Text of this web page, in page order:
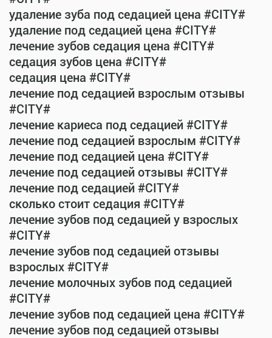
удаление зуба под седацией цена #CITY#
удаление под седацией цена #CITY#
лечение зубов седация цена #CITY#
седация зубов цена #CITY#
седация цена #CITY#
лечение под седацией взрослым отзывы
#CITY#
лечение кариеса под седацией #CITY#
лечение под седацией взрослым #CITY#
лечение под седацией цена #CITY#
лечение под седацией отзывы #CITY#
лечение под седацией #CITY#
сколько стоит седация #CITY#
лечение зубов под седацией у взрослых
#CITY#
лечение зубов под седацией отзывы
взрослых #CITY#
лечение молочных зубов под седацией
#CITY#
лечение зубов под седацией цена #CITY#
лечение зубов под седацией отзывы